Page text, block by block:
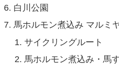
白川公園
馬ホルモン煮込み マルミ
サイクリングルート
馬ホルモン煮込み・馬